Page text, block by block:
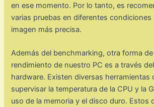
en ese momento. Por lo tanto, es
varias pruebas en diferentes condiciones
imagen más precisa.
Además del benchmarking, otra forma de
rendimiento de nuestro PC es a través
hardware. Existen diversas herramientas
supervisar la temperatura de la CPU y la
uso de la memoria y el disco duro. Estos